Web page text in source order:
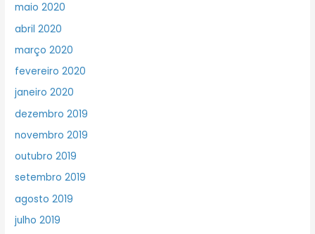
maio 2020
abril 2020
março 2020
fevereiro 2020
janeiro 2020
dezembro 2019
novembro 2019
outubro 2019
setembro 2019
agosto 2019
julho 2019